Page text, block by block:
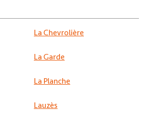
La Chevrolière
La Garde
La Planche
Lauzès